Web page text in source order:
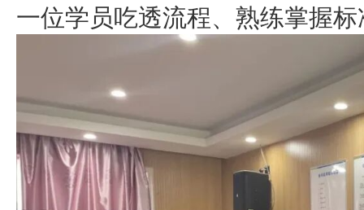
一位学员吃透流程、熟练掌握